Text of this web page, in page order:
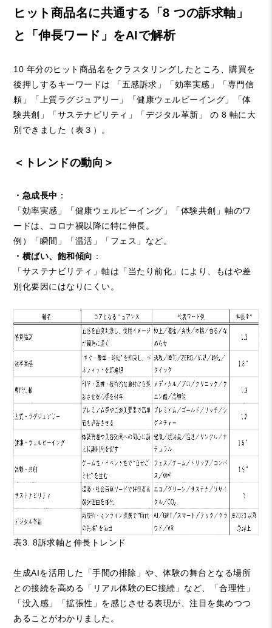
ヒット商品名に共通する「8 つの訴求軸」
と「伸長ワード」をAIで解析
10 年分のヒット商品名をクラスタリングしたところ、購買を
後押しするキーワードは 「五感訴求」「効率実感」「専門信
頼」「上質ラグジュアリー」「健康ウェルビーイング」「体
験共創」「サステナビリティ」「デジタル革新」 の 8 軸に大
別できました（表３）。
＜トレンドの動向＞
・急成長中 ：
「効率実感」「健康ウェルビーイング」「体験共創」軸のワ
ードは、コロナ禍以降に特に伸長。
例）「瞬間」「温活」「フェス」など。
・横ばい、飽和傾向 ：
「サステナビリティ」軸は「当たり前化」により、もはや差
別化要因にはなりにくい。
表3. 8訴求軸と伸長トレンド
生成AIを活用した「手間の排除」や、体験の舞台となる場所
との接続を高める「リアル体験のEC接続」など、「合理性」
「没入感」「拡張性」を感じさせる表現が、注目を集めつつ
あることがわかりました。